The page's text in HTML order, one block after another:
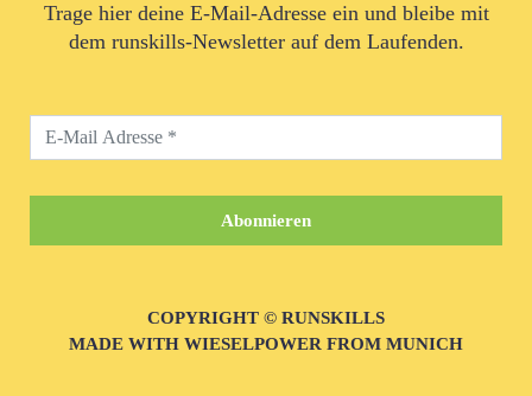
Trage hier deine E-Mail-Adresse ein und bleibe mit
dem runskills-Newsletter auf dem Laufenden.
COPYRIGHT © RUNSKILLS
MADE WITH WIESELPOWER FROM MUNICH